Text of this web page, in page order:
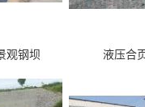
观钢坝 液压合